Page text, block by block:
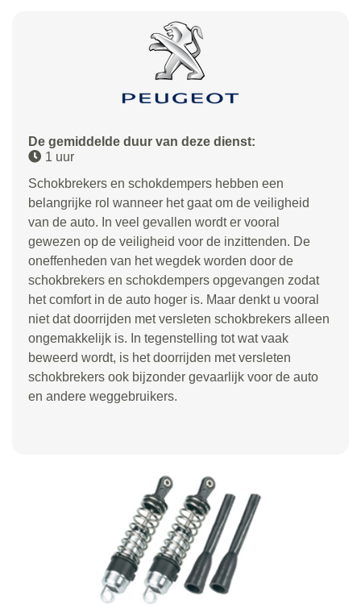
De gemiddelde duur van deze dienst:
1 uur
Schokbrekers en schokdempers hebben een
belangrijke rol wanneer het gaat om de veiligheid
van de auto. In veel gevallen wordt er vooral
gewezen op de veiligheid voor de inzittenden. De
oneffenheden van het wegdek worden door de
schokbrekers en schokdempers opgevangen zodat
het comfort in de auto hoger is. Maar denkt u vooral
niet dat doorrijden met versleten schokbrekers alleen
ongemakkelijk is. In tegenstelling tot wat vaak
beweerd wordt, is het doorrijden met versleten
schokbrekers ook bijzonder gevaarlijk voor de auto
en andere weggebruikers.